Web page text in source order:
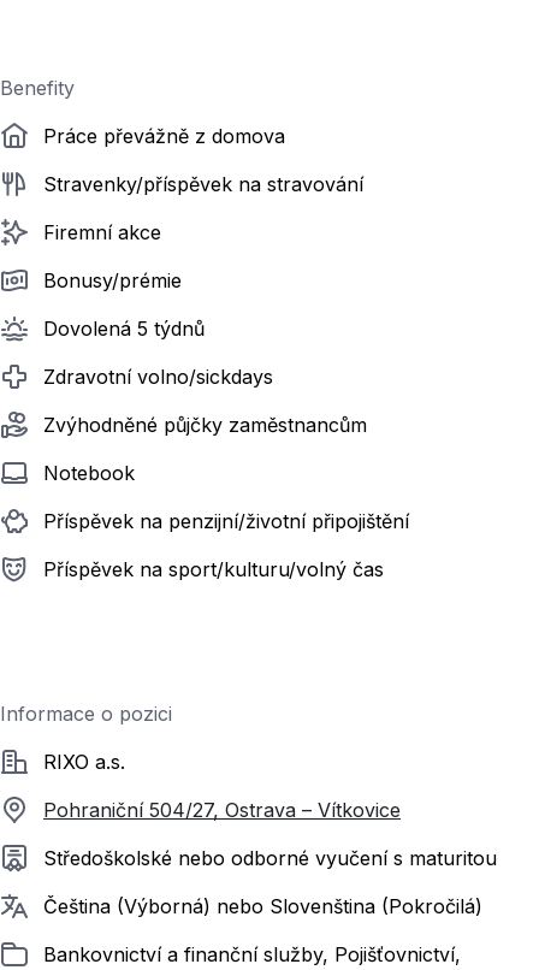
Benefity
Práce převážně z domova
Stravenky/příspěvek na stravování
Firemní akce
Bonusy/prémie
Dovolená 5 týdnů
Zdravotní volno/sickdays
Zvýhodněné půjčky zaměstnancům
Notebook
Příspěvek na penzijní/životní připojištění
Příspěvek na sport/kulturu/volný čas
Informace o pozici
SpolečnostRIXO a.s.
Pohraniční 504/27, Ostrava – Vítkovice
Požadované vzdělání
Středoškolské nebo odborné vyučení s maturitou
Požadované jazyky
Čeština (Výborná) nebo Slovenština (Pokročilá)
ZařazenoBankovnictví a finanční služby, Pojišťovnictví,